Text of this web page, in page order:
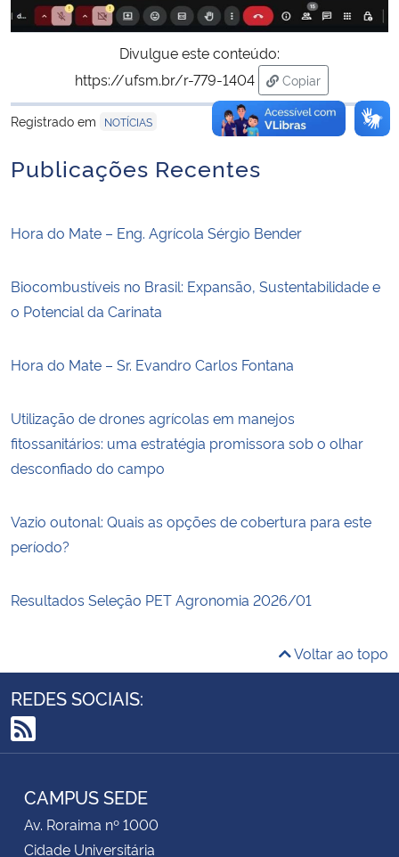
Divulgue este conteúdo:
https://ufsm.br/r-779-1404
Copiar
para área de
Registrado em
NOTÍCIAS
Publicações Recentes
Hora do Mate – Eng. Agrícola Sérgio Bender
Biocombustíveis no Brasil: Expansão, Sustentabilidade e
o Potencial da Carinata
Hora do Mate – Sr. Evandro Carlos Fontana
Utilização de drones agrícolas em manejos
fitossanitários: uma estratégia promissora sob o olhar
desconfiado do campo
Vazio outonal: Quais as opções de cobertura para este
período?
Resultados Seleção PET Agronomia 2026/01
Voltar ao topo
REDES SOCIAIS:
RSS
CAMPUS SEDE
Av. Roraima nº 1000
Cidade Universitária